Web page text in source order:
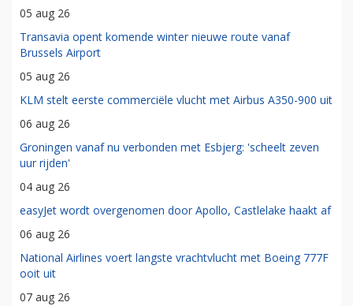
05 aug 26
Transavia opent komende winter nieuwe route vanaf
Brussels Airport
05 aug 26
KLM stelt eerste commerciële vlucht met Airbus A350-900 uit
06 aug 26
Groningen vanaf nu verbonden met Esbjerg: 'scheelt zeven
uur rijden'
04 aug 26
easyJet wordt overgenomen door Apollo, Castlelake haakt af
06 aug 26
National Airlines voert langste vrachtvlucht met Boeing 777F
ooit uit
07 aug 26